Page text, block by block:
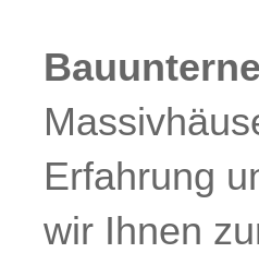
Erfahrung
wir Ihnen